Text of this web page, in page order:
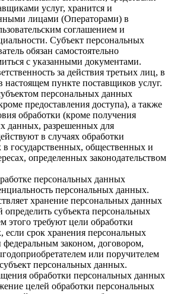
услуг, хранится и
лицами (Операторами) в
соглашением и
Субъект персональных
обязан самостоятельно
с указанными документами.
за действия третьих лиц, в
настоящем пункте поставщиков услуг.
персональных данных
предоставления доступа), а также
обработки (кроме получения
данных, разрешенных для
в случаях обработки
государственных, общественных и
определенных законодательством
персональных данных
персональных данных.
хранение персональных данных
субъекта персональных
этого требуют цели обработки
если срок хранения персональных
федеральным законом, договором,
или поручителем
персональных данных.
обработки персональных данных
целей обработки персональных